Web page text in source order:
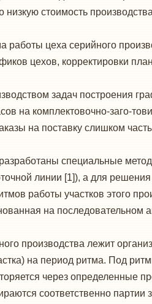
стои­мость
цеха серийного
цехов, корректиров­ки
задач построения
на комплектовочно-заго-
на поставку слишком
специальные
линии [1]), а для
работы участков этого
на
производства лежит
на пе­риод ритма. Под
через определенные
соответственно пар­тии